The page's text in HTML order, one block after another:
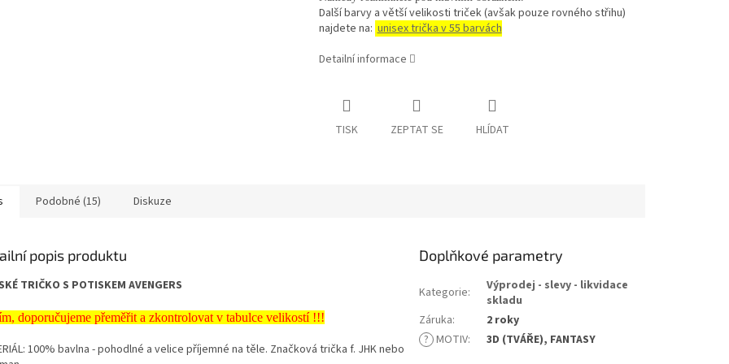
Další barvy a větší velikosti triček (avšak pouze rovného střihu)
najdete na: unisex trička v 55 barvách
Detailní informace
TISK ZEPTAT SE HLÍDAT
Podobné (15) Diskuze
popis produktu
TRIČKO S POTISKEM AVENGERS
doporučujeme přeměřit a zkontrolovat v tabulce velikostí !!!
100% bavlna - pohodlné a velice příjemné na těle. Značková trička f. JHK nebo
Doplňkové parametry
Kategorie:
Výprodej - slevy - likvidace
skladu
Záruka:
2 roky
? MOTIV: 3D (TVÁŘE), FANTASY